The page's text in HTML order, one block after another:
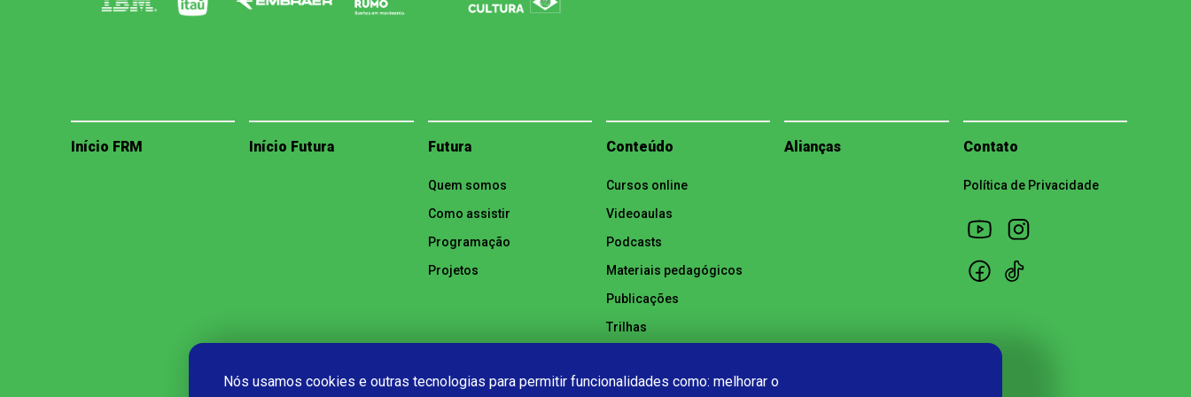
Início FRM Início Futura Futura
Quem somos
Como assistir
Programação
Projetos
Conteúdo
Cursos online
Videoaulas
Podcasts
Materiais pedagógicos
Publicações
Trilhas
Alianças Contato
Política de Privacidade
Nós usamos cookies e outras tecnologias para permitir funcionalidades como: melhorar o